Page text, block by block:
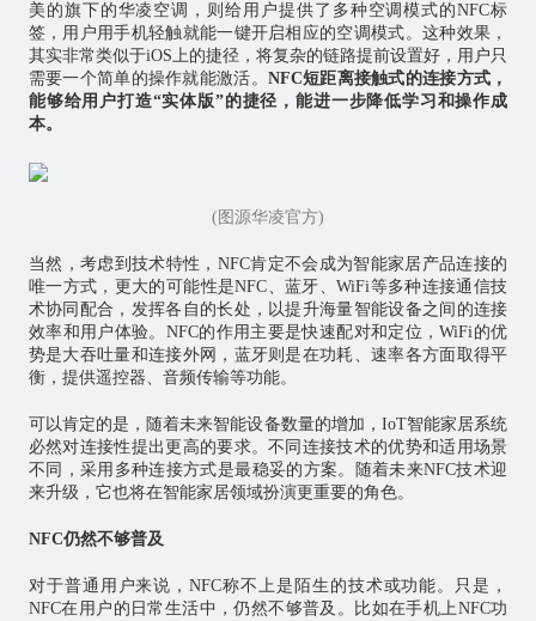
美的旗下的华凌空调，则给用户提供了多种空调模式的NFC标
签，用户用手机轻触就能一键开启相应的空调模式。这种效果，
其实非常类似于iOS上的捷径，将复杂的链路提前设置好，用户只
需要一个简单的操作就能激活。 NFC短距离接触式的连接方式，
能够给用户打造“实体版”的捷径，能进一步降低学习和操作成
本。
(图源华凌官方)
当然，考虑到技术特性，NFC肯定不会成为智能家居产品连接的
唯一方式，更大的可能性是NFC、蓝牙、WiFi等多种连接通信技
术协同配合，发挥各自的长处，以提升海量智能设备之间的连接
效率和用户体验。NFC的作用主要是快速配对和定位，WiFi的优
势是大吞吐量和连接外网，蓝牙则是在功耗、速率各方面取得平
衡，提供遥控器、音频传输等功能。
可以肯定的是，随着未来智能设备数量的增加，IoT智能家居系统
必然对连接性提出更高的要求。不同连接技术的优势和适用场景
不同，采用多种连接方式是最稳妥的方案。随着未来NFC技术迎
来升级，它也将在智能家居领域扮演更重要的角色。
NFC仍然不够普及
对于普通用户来说，NFC称不上是陌生的技术或功能。只是，
NFC在用户的日常生活中，仍然不够普及。比如在手机上NFC功